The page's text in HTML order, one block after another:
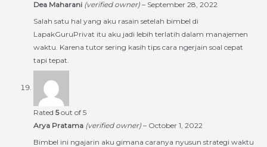
Dea Maharani (verified owner) – September 28, 2022
Salah satu hal yang aku rasain setelah bimbel di
LapakGuruPrivat itu aku jadi lebih terlatih dalam manajemen
waktu. Karena tutor sering kasih tips cara ngerjain soal cepat
tapi tepat.
Rated 5out of 5
Arya Pratama (verified owner) – October 1, 2022
Bimbel ini ngajarin aku gimana caranya nyusun strategi waktu